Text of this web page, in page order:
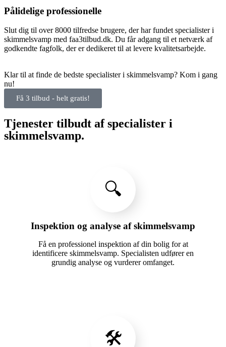
Pålidelige professionelle
Slut dig til over 8000 tilfredse brugere, der har fundet specialister i
skimmelsvamp med faa3tilbud.dk. Du får adgang til et netværk af
godkendte fagfolk, der er dedikeret til at levere kvalitetsarbejde.
Klar til at finde de bedste specialister i skimmelsvamp? Kom i gang
nu!
Få 3 tilbud - helt gratis!
Tjenester tilbudt af specialister i
skimmelsvamp.
🔍
Inspektion og analyse af skimmelsvamp
Få en professionel inspektion af din bolig for at
identificere skimmelsvamp. Specialisten udfører en
grundig analyse og vurderer omfanget.
🛠️